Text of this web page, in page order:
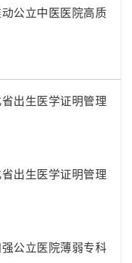
公立中医医院高质
出生医学证明管理
出生医学证明管理
公立医院薄弱专科